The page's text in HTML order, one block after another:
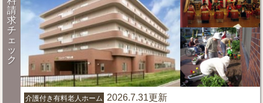
請
求
チ
ェ
ッ
ク
介護付き有料老人ホーム 2026.7.31更新